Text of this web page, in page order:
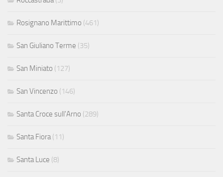
Rosignano Marittimo (461)
San Giuliano Terme (35)
San Miniato (127)
San Vincenzo (146)
Santa Croce sull'Arno (289)
Santa Fiora (11)
Santa Luce (8)